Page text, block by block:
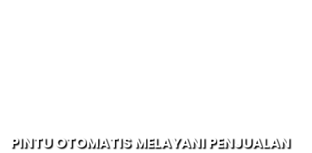
PINTU OTOMATIS MELAYANI PENJUALAN